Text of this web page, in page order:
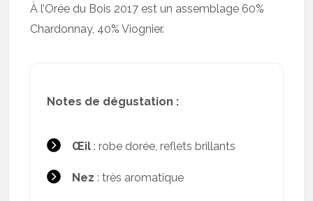
À l’Orée du Bois 2017 est un assemblage 60%
Chardonnay, 40% Viognier.
Notes de dégustation :
Œil: robe dorée, reflets brillants
Nez : très aromatique